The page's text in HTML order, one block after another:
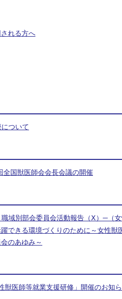
れる方へ
ついて
全国獣医師会会長会議の開催
域別部会委員会活動報告（Ⅹ）─（
できる環境づくりのために～女性
のあゆみ～
獣医師等就業支援研修」開催のお知